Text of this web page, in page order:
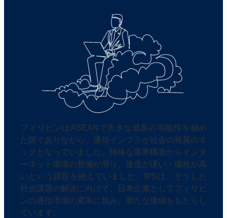
フィリピンはASEANで大きな成長の可能性を秘め
た国でありながら、通信インフラが社会の発展のネ
ックとなっていました。特殊な業界構造からインタ
ーネット環境の整備が滞り、速度が遅い・価格が高
いという課題を抱えていました。IPSは、そうした
社会課題の解決に向けて、日本企業としてフィリピ
ンの通信市場の変革に挑み、新たな価値をもたらし
ています。